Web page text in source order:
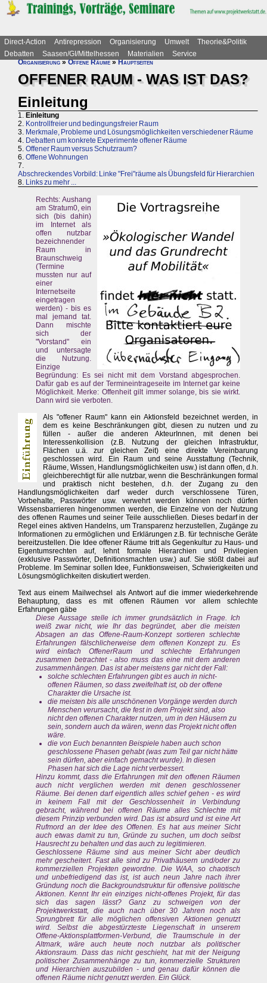
Direct-Action Antirepression Organisierung Umwelt
Theorie&Politik
Debatten
Saasen/GI/Mittelhessen Materialien
Service
Organisierung»Offene Räume»Hauptseiten
OFFENER RAUM - WAS IST DAS?
Einleitung
1. Einleitung
2. Kontrollfreier und bedingungsfreier Raum
3. Merkmale, Probleme und Lösungsmöglichkeiten verschiedener Räume
4. Debatten um konkrete Experimente offener Räume
5. Offener Raum versus Schutzraum?
6. Offene Wohnungen
7.
Abschreckendes Vorbild: Linke "Frei"räume als Übungsfeld für Hierarchien
8. Links zu mehr ...
Rechts: Aushang
am Stratum0, ein
sich (bis dahin)
im Internet als
offen nutzbar
bezeichnender
Raum in
Braunschweig
(Termine
mussten nur auf
einer
Internetseite
eingetragen
werden) - bis es
mal jemand tat.
Dann mischte
sich der
"Vorstand" ein
und untersagte
die Nutzung.
Einzige
Begründung: Es sei nicht mit dem Vorstand abgesprochen.
Dafür gab es auf der Termineintrageseite im Internet gar keine
Möglichkeit. Merke: Offenheit gilt immer solange, bis sie wirkt.
Dann wird sie verboten.
Als "offener Raum" kann ein Aktionsfeld bezeichnet werden, in
dem es keine Beschränkungen gibt, diesen zu nutzen und zu
füllen - außer die anderen AkteurInnen, mit denen bei
Interessenkollision (z.B. Nutzung der gleichen Infrastruktur,
Flächen u.ä. zur gleichen Zeit) eine direkte Vereinbarung
geschlossen wird. Ein Raum und seine Ausstattung (Technik,
Räume, Wissen, Handlungsmöglichkeiten usw.) ist dann offen, d.h.
gleichberechtigt für alle nutzbar, wenn die Beschränkungen formal
und praktisch nicht bestehen, d.h. der Zugang zu den
Handlungsmöglichkeiten darf weder durch verschlossene Türen,
Vorbehalte, Passwörter usw. verwehrt werden können noch dürfen
Wissensbarrieren hingenommen werden, die Einzelne von der Nutzung
des offenen Raumes und seiner Teile ausschließen. Dieses bedarf in der
Regel eines aktiven Handelns, um Transparenz herzustellen, Zugänge zu
Informationen zu ermöglichen und Erklärungen z.B. für technische Geräte
bereitzustellen. Die Idee offener Räume tritt als Gegenkultur zu Haus- und
Eigentumsrechten auf, lehnt formale Hierarchien und Privilegien
(exklusive Passwörter, Definitionsmachten usw.) auf. Sie stößt dabei auf
Probleme. Im Seminar sollen Idee, Funktionsweisen, Schwierigkeiten und
Lösungsmöglichkeiten diskutiert werden.
Text aus einem Mailwechsel als Antwort auf die immer wiederkehrende
Behauptung, dass es mit offenen Räumen vor allem schlechte
Erfahrungen gäbe
Diese Aussage stelle ich immer grundsätzlich in Frage. Ich
weiß zwar nicht, wie Ihr das begründet, aber die meisten
Absagen an das Offene-Raum-Konzept sortieren schlechte
Erfahrungen fälschlicherweise dem offenen Konzept zu. Es
wird einfach OffenerRaum und schlechte Erfahrungen
zusammen betrachtet - also muss das eine mit dem anderen
zusammenhängen. Das ist aber meistens gar nicht der Fall:
solche schlechten Erfahrungen gibt es auch in nicht-
offenen Räumen, so dass zweifelhaft ist, ob der offene
Charakter die Ursache ist.
die meisten bis alle unschönenen Vorgänge werden durch
Menschen verursacht, die fest in dem Projekt sind, also
nicht den offenen Charakter nutzen, um in den Häusern zu
sein, sondern auch da wären, wenn das Projekt nicht offen
wäre.
die von Euch benannten Beispiele haben auch schon
geschlossene Phasen gehabt (was zum Teil gar nicht hätte
sein dürfen, aber einfach gemacht wurde). In diesen
Phasen hat sich die Lage nicht verbessert.
Hinzu kommt, dass die Erfahrungen mit den offenen Räumen
auch nicht verglichen werden mit denen geschlossener
Räume. Bei denen darf eigentlich alles schief gehen - es wird
in keinem Fall mit der Geschlossenheit in Verbindung
gebracht, während bei offenen Räume alles Schlechte mit
diesem Prinzip verbunden wird. Das ist absurd und ist eine Art
Rufmord an der Idee des Offenen. Es hat aus meiner Sicht
auch etwas damit zu tun, Gründe zu suchen, um doch selbst
Hausrecht zu behalten und das auch zu legitimieren.
Geschlossene Räume sind aus meiner Sicht aber deutlich
mehr gescheitert. Fast alle sind zu Privathäusern und/oder zu
kommerziellen Projekten gewordne. Die WAA, so chaotisch
und unbefriedigend das ist, ist auch neun Jahre nach ihrer
Gründung noch die Backgroundstruktur für offensive politische
Aktionen. Kennt Ihr ein einziges nicht-offenes Projekt, für das
sich das sagen lässt? Ganz zu schweigen von der
Projektwerkstatt, die auch nach über 30 Jahren noch als
Sprungbrett für alle möglichen offensiven Aktionen genutzt
wird. Selbst die abgestürzteste Liegenschaft in unserem
Offene-Aktionsplattformen-Verbund, die Traumschule in der
Altmark, wäre auch heute noch nutzbar als politischer
Aktionsraum. Dass das nicht geschieht, hat mit der Neigung
politischer Zusammenhänge zu tun, kommerzielle Strukturen
und Hierarchien auszubilden - und genau dafür können die
offenen Räume nicht genutzt werden. Ein Glück.